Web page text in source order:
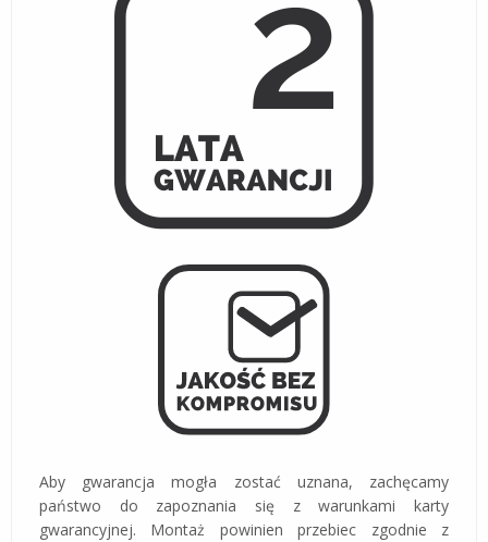
Aby gwarancja mogła zostać uznana, zachęcamy
państwo do zapoznania się z warunkami karty
gwarancyjnej. Montaż powinien przebiec zgodnie z